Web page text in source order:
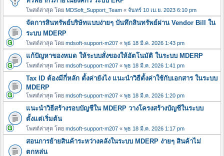
โพสต์ล่าสุด โดย MDSoft_Support_Team « จันทร์ 10 เม.ย. 2023 6:10 pm
จัดการสินทรัพย์บริษัทแบบง่ายๆ บันทึกสินทรัพย์ผ่าน Vendor Bill ใน
ระบบ MDERP
โพสต์ล่าสุด โดย mdsoft-support-m207 « พุธ 18 มี.ค. 2026 1:43 pm
แก้ปัญหาของหมด ให้ระบบสั่งของให้อัตโนมัติ ในระบบ MDERP
โพสต์ล่าสุด โดย mdsoft-support-m207 « พุธ 18 มี.ค. 2026 1:41 pm
Tax ID ต้องมีกี่หลัก ตั้งค่ายังไง แนะนำวิธีตั้งค่าใช้กับเอกสาร ในระบบ
MDERP
โพสต์ล่าสุด โดย mdsoft-support-m207 « พุธ 18 มี.ค. 2026 1:20 pm
แนะนำวิธีสร้างรอบบัญชีใน MDERP วางโครงสร้างบัญชีในระบบ
ตั้งแต่เริ่มต้น
โพสต์ล่าสุด โดย mdsoft-support-m207 « พุธ 18 มี.ค. 2026 1:17 pm
สอนการย้ายสินค้าระหว่างคลังในระบบ MDERP ง่ายๆ สินค้าไม่
ตกหล่น